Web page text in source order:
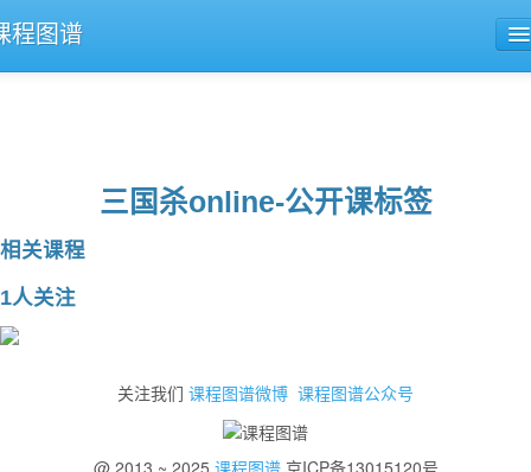
程图谱
三国杀online-公开课标签
相关课程
1人关注
关注我们 课程图谱微博 课程图谱公众号
@ 2013 ~ 2025 课程图谱京ICP备13015120号